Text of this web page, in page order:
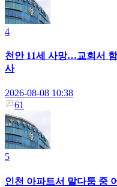
4
천안 11세 사망…교회서
사
2026-08-08 10:38
61
5
인천 아파트서 말다툼 중